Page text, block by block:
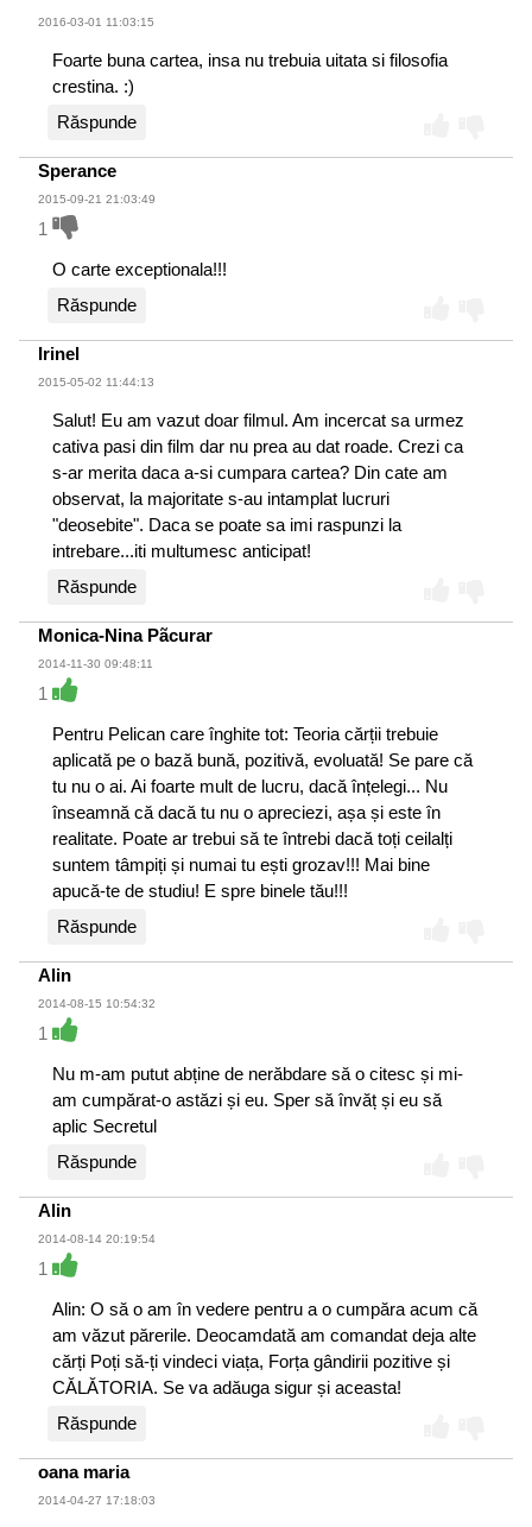
2016-03-01 11:03:15
Foarte buna cartea, insa nu trebuia uitata si filosofia
crestina. :)
Răspunde
Sperance
2015-09-21 21:03:49
1
O carte exceptionala!!!
Răspunde
Irinel
2015-05-02 11:44:13
Salut! Eu am vazut doar filmul. Am incercat sa urmez
cativa pasi din film dar nu prea au dat roade. Crezi ca
s-ar merita daca a-si cumpara cartea? Din cate am
observat, la majoritate s-au intamplat lucruri
"deosebite". Daca se poate sa imi raspunzi la
intrebare...iti multumesc anticipat!
Răspunde
Monica-Nina Pãcurar
2014-11-30 09:48:11
1
Pentru Pelican care înghite tot: Teoria cărții trebuie
aplicată pe o bază bună, pozitivă, evoluată! Se pare că
tu nu o ai. Ai foarte mult de lucru, dacă înțelegi... Nu
înseamnă că dacă tu nu o apreciezi, așa și este în
realitate. Poate ar trebui să te întrebi dacă toți ceilalți
suntem tâmpiți și numai tu ești grozav!!! Mai bine
apucă-te de studiu! E spre binele tău!!!
Răspunde
Alin
2014-08-15 10:54:32
1
Nu m-am putut abține de nerăbdare să o citesc și mi-
am cumpărat-o astăzi și eu. Sper să învăț și eu să
aplic Secretul
Răspunde
Alin
2014-08-14 20:19:54
1
Alin: O să o am în vedere pentru a o cumpăra acum că
am văzut părerile. Deocamdată am comandat deja alte
cărți Poți să-ți vindeci viața, Forța gândirii pozitive și
CĂLĂTORIA. Se va adăuga sigur și aceasta!
Răspunde
oana maria
2014-04-27 17:18:03